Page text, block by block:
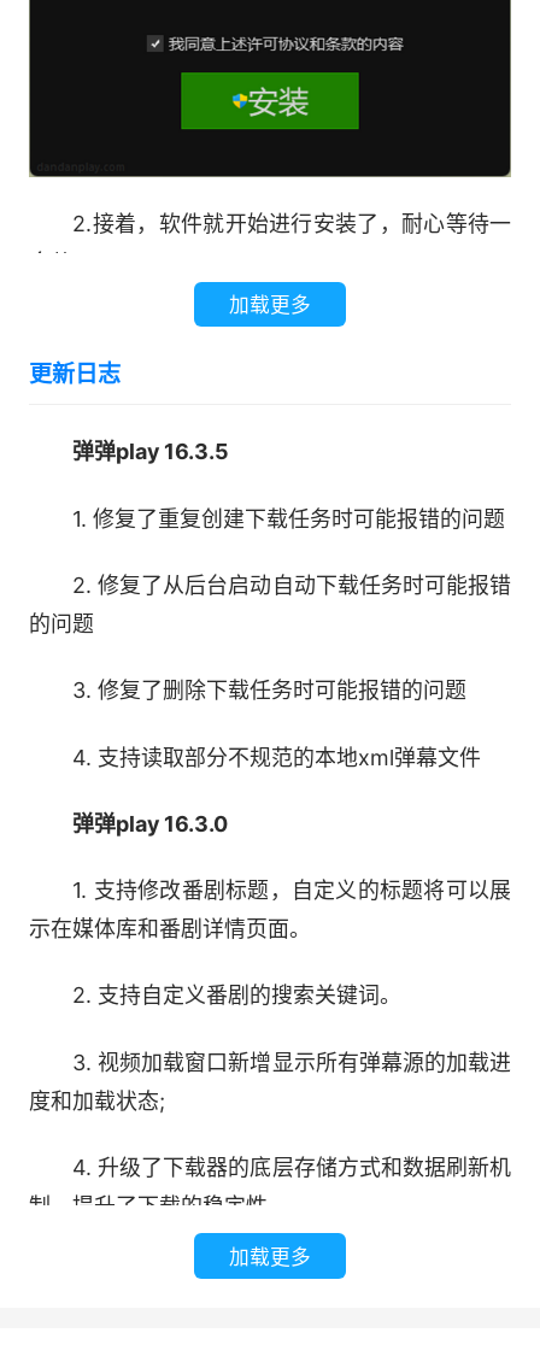
择一个硬盘里的高清视频，同时观看和发送在线弹
幕。轻松实现本地享受弹幕，从此告别卡顿、圣
2、视频智能识别
不同字幕组、文件大小、清晰度的视频，弹弹
play都可以智能识别出其中内容。只要视频的剧集
相同，你所看到的就是同一份弹幕。
3、自动关联网络弹幕
看视频，没有弹幕怎么行!弹弹play支持软件内
载其他网站上的弹幕，让你看视频的时候不再孤
4、追番记录云同步
追番记录这种事情交给播放器来做就好了!播
醒，只要登录账号，你可以在手机或另一台电脑上
同步你的追番记录。
5、最佳的观看体验
通过 SVP 等流行的视频插帧软件，享受最极
致的播放体验。自带多种播放器内核，支持硬解
6、便捷管理硬盘上的视频
使用独家的视频识别功能，将硬盘上的视频自
动识别出作品和集数，分类收入“媒体库”中而无需
关心文件具体位置。后台还会自动帮你定时刷新维
2.接着，软件就开始进行安装了，耐心等待一
3.最后，软件安装成功后即可开始使用。
加载更多
更新日志
弹弹play 16.3.5
1. 修复了重复创建下载任务时可能报错的问题
2. 修复了从后台启动自动下载任务时可能报错
的问题
3. 修复了删除下载任务时可能报错的问题
4. 支持读取部分不规范的本地xml弹幕文件
弹弹play 16.3.0
1. 支持修改番剧标题，自定义的标题将可以展
示在媒体库和番剧详情页面。
2. 支持自定义番剧的搜索关键词。
3. 视频加载窗口新增显示所有弹幕源的加载进
度和加载状态;
4. 升级了下载器的底层存储方式和数据刷新机
制，提升了下载的稳定性。
5. 增加弹幕特效设置，支持调整阴影、描边和
加载更多